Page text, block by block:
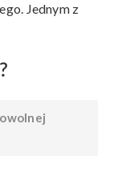
Jednym z